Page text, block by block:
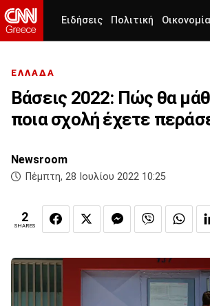
Ειδήσεις Πολιτική Οικονομία
ΕΛΛΑΔΑ
Βάσεις 2022: Πώς θα
ποια σχολή έχετε
Newsroom
Πέμπτη, 28 Ιουλίου 2022 10:25
2
SHARES